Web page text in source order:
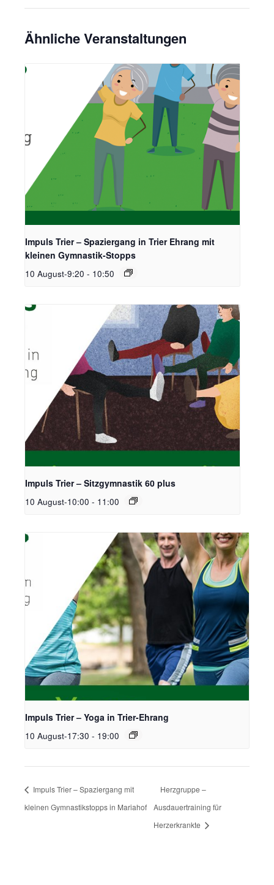
Ähnliche Veranstaltungen
Impuls Trier – Spaziergang in Trier Ehrang mit
kleinen Gymnastik-Stopps
10 August-9:20 - 10:50
Impuls Trier – Sitzgymnastik 60 plus
10 August-10:00 - 11:00
Impuls Trier – Yoga in Trier-Ehrang
10 August-17:30 - 19:00
Impuls Trier – Spaziergang mit
kleinen Gymnastikstopps in Mariahof
Herzgruppe –
Ausdauertraining für
Herzerkrankte